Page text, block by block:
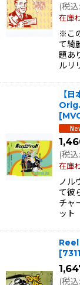
(税込:
在庫
※こ
て綺
題あ
ルリ
【
[
(税込:
在庫
ノル
て彼
チャ
ット
[
(税込: